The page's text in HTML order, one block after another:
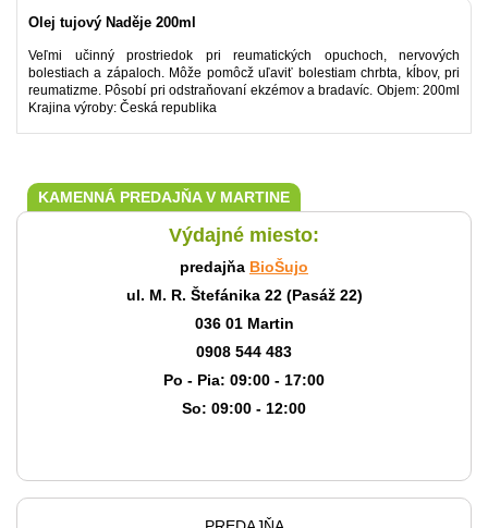
Olej tujový Naděje 200ml
Veľmi učinný prostriedok pri reumatických opuchoch, nervových
bolestiach a zápaloch. Môže pomôcž uľaviť bolestiam chrbta, kĺbov, pri
reumatizme. Pôsobí pri odstraňovaní ekzémov a bradavíc. Objem: 200ml
Krajina výroby: Česká republika
KAMENNÁ PREDAJŇA V MARTINE
Výdajné miesto:
predajňa BioŠujo
ul. M. R. Štefánika 22 (Pasáž 22)
036 01 Martin
0908 544 483
Po - Pia: 09:00 - 17:00
So: 09:00 - 12:00